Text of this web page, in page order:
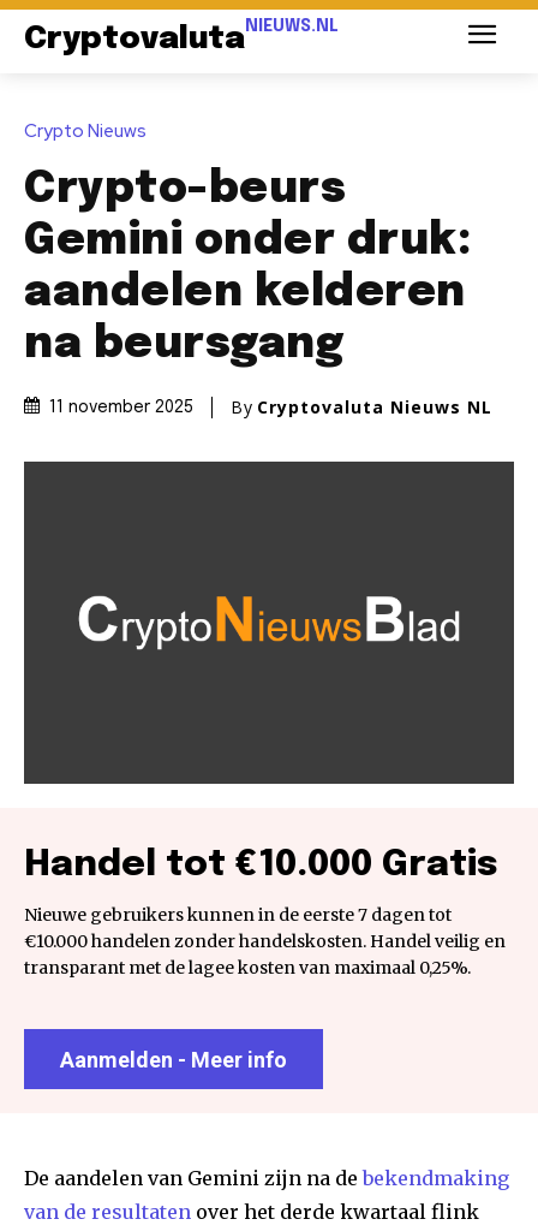
Cryptovaluta NIEUWS.NL
Crypto Nieuws
Crypto-beurs
Gemini onder druk:
aandelen kelderen
na beursgang
11 november 2025 By Cryptovaluta Nieuws NL
Handel tot €10.000 Gratis
Nieuwe gebruikers kunnen in de eerste 7 dagen tot
€10.000 handelen zonder handelskosten. Handel veilig en
transparant met de lagee kosten van maximaal 0,25%.
Aanmelden - Meer info
De aandelen van Gemini zijn na debekendmaking
van de resultaten over het derde kwartaal flink